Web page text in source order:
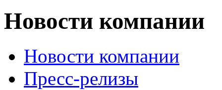
Новости компании
Новости компании
Пресс-релизы